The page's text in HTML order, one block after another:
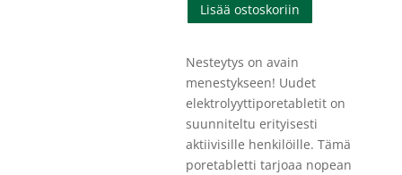
Poretabletti
Triplapakkaus
3
x
20
tbl
määrä
Lisää ostoskoriin
Nesteytys on avain
menestykseen! Uudet
elektrolyyttiporetabletit on
suunniteltu erityisesti
aktiivisille henkilöille. Tämä
poretabletti tarjoaa nopean